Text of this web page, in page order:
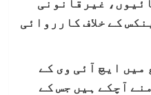
کے خلاف کارروائی
میں ایچ آئی وی کے
آچکے ہیں جس کے